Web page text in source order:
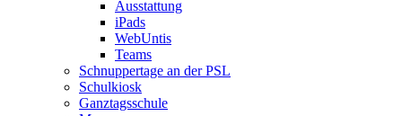
Ausstattung
iPads
WebUntis
Teams
Schnuppertage an der PSL
Schulkiosk
Ganztagsschule